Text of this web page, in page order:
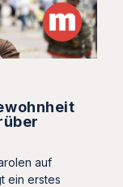
auf
ein erstes